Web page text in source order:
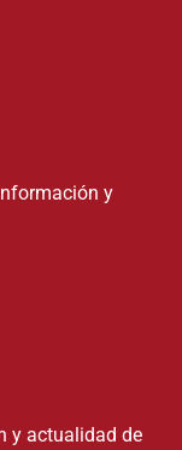
y
y actualidad de